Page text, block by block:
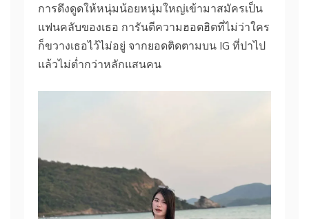
การดึงดูดให้หนุ่มน้อยหนุ่มใหญ่เข้ามาสมัครเป็น
แฟนคลับของเธอ การันตีความฮอตฮิตที่ไม่ว่าใคร
ก็ขวางเธอไว้ไม่อยู่ จากยอดติดตามบน IG ที่ปาไป
แล้วไม่ต่ำกว่าหลักแสนคน